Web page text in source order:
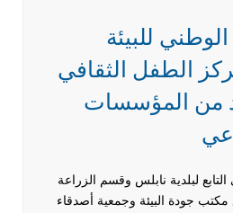
للبيئة
الطفل الثقافي
من المؤسسات
لبلدية نابلس وقسم الزراعة
مكتب جودة البيئة وجمعية أصدقاء